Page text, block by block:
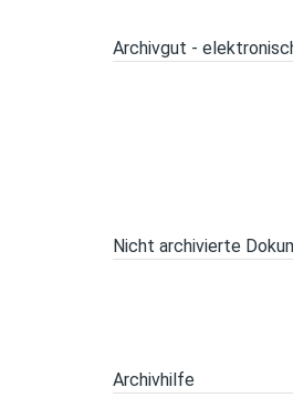
Archivgut -
Nicht archivierte
Archivhilfe